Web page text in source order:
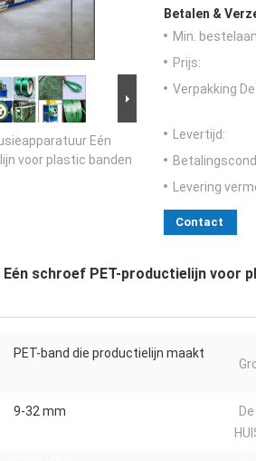
Eén
voor plastic banden
Betalen &
Min.
Prijs:
Verpakking
Levertijd:
Levering
Contact
schroef PET-productielijn voor
PET-band die productielijn maakt
9-32 mm